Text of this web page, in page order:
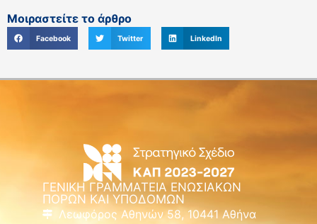
Μοιραστείτε το άρθρο
Facebook Twitter LinkedIn
ΓΕΝΙΚΗ ΓΡΑΜΜΑΤΕΙΑ ΕΝΩΣΙΑΚΩΝ
ΠΟΡΩΝ ΚΑΙ ΥΠΟΔΟΜΩΝ
Λεωφόρος Αθηνών 58, 10441 Αθήνα